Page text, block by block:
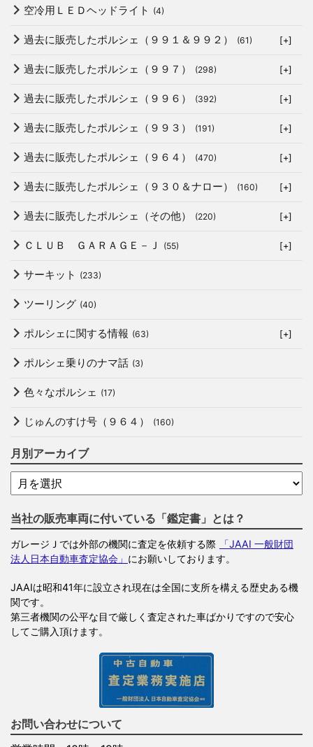
空冷用ＬＥＤヘッドライト (4)
過去に販売したポルシェ（９９１＆９９２） (61) [+]
過去に販売したポルシェ（９９７） (298) [+]
過去に販売したポルシェ（９９６） (392) [+]
過去に販売したポルシェ（９９３） (191) [+]
過去に販売したポルシェ（９６４） (470) [+]
過去に販売したポルシェ（９３０＆ナロー） (160) [+]
過去に販売したポルシェ（その他） (220) [+]
ＣＬＵＢ ＧＡＲＡＧＥ－Ｊ (55) [+]
サーキット (233)
ツーリング (40)
ポルシェに関する情報 (63) [+]
ポルシェ乗りのナマ話 (3)
色々なポルシェ (17)
じゅんのすけ号（９６４） (160)
月別アーカイブ
当社の販売車両に付いている「鑑定書」とは？
ガレージＪでは外部の機関に査定を依頼する際
「JAAI 一般財団
法人日本自動車査定協会」 にお願いしております。
JAAIは昭和41年に設立され現在は全国に支所を構える歴史ある機
関です。
第三者機関の公平な目で厳しく査定された車ばかりですので安心
してご購入頂けます。
お問い合わせについて